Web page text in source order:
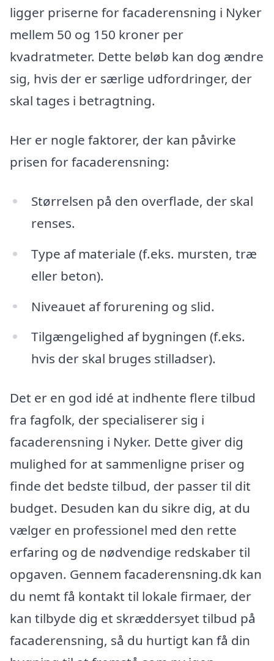
ligger priserne for facaderensning i Nyker
mellem 50 og 150 kroner per
kvadratmeter. Dette beløb kan dog ændre
sig, hvis der er særlige udfordringer, der
skal tages i betragtning.
Her er nogle faktorer, der kan påvirke
prisen for facaderensning:
Størrelsen på den overflade, der skal
renses.
Type af materiale (f.eks. mursten, træ
eller beton).
Niveauet af forurening og slid.
Tilgængelighed af bygningen (f.eks.
hvis der skal bruges stilladser).
Det er en god idé at indhente flere tilbud
fra fagfolk, der specialiserer sig i
facaderensning i Nyker. Dette giver dig
mulighed for at sammenligne priser og
finde det bedste tilbud, der passer til dit
budget. Desuden kan du sikre dig, at du
vælger en professionel med den rette
erfaring og de nødvendige redskaber til
opgaven. Gennem facaderensning.dk kan
du nemt få kontakt til lokale firmaer, der
kan tilbyde dig et skræddersyet tilbud på
facaderensning, så du hurtigt kan få din